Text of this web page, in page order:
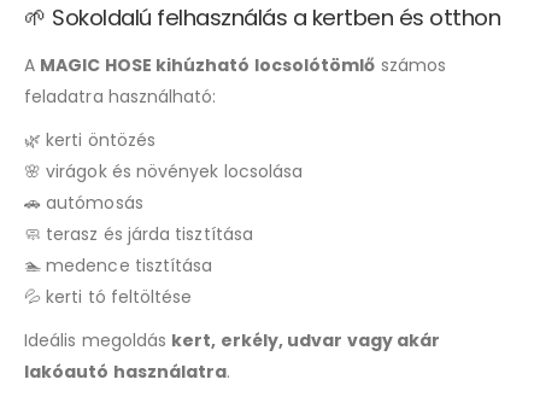
🌱 Sokoldalú felhasználás a kertben és otthon
A MAGIC HOSE kihúzható locsolótömlő számos
feladatra használható:
🌿 kerti öntözés
🌸 virágok és növények locsolása
🚗 autómosás
🧼 terasz és járda tisztítása
🏊 medence tisztítása
💦 kerti tó feltöltése
Ideális megoldás kert, erkély, udvar vagy akár
lakóautó használatra.